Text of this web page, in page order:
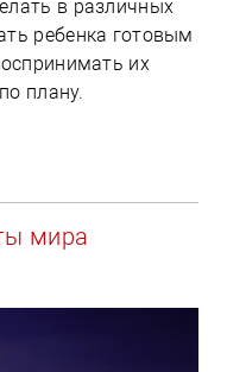
в различных
ребенка готовым
их
плану.
мира